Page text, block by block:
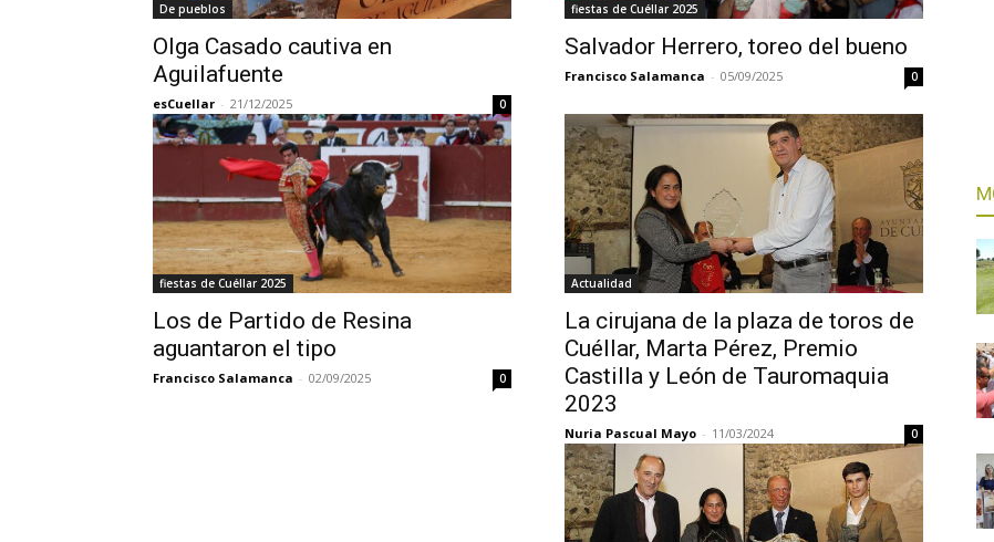
De pueblos
Olga Casado cautiva en
Aguilafuente
esCuellar - 21/12/2025 0
fiestas de Cuéllar 2025
Salvador Herrero, toreo del bueno
Francisco Salamanca - 05/09/2025 0
fiestas de Cuéllar 2025
Los de Partido de Resina
aguantaron el tipo
Francisco Salamanca - 02/09/2025 0
Actualidad
La cirujana de la plaza de toros de
Cuéllar, Marta Pérez, Premio
Castilla y León de Tauromaquia
2023
Nuria Pascual Mayo - 11/03/2024 0